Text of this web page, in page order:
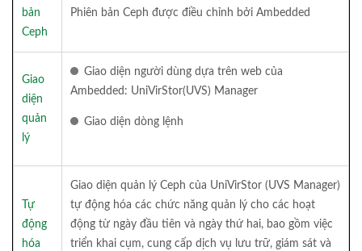
bản
Ceph
Phiên bản Ceph được điều chỉnh bởi Ambedded
Giao
diện
quản
lý
Giao diện người dùng dựa trên web của
Ambedded: UniVirStor(UVS) Manager
Giao diện dòng lệnh
Tự
động
hóa
Giao diện quản lý Ceph của UniVirStor (UVS Manager)
tự động hóa các chức năng quản lý cho các hoạt
động từ ngày đầu tiên và ngày thứ hai, bao gồm việc
triển khai cụm, cung cấp dịch vụ lưu trữ, giám sát và